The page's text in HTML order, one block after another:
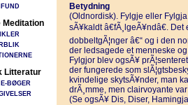
Meditation
Litteratur
BØGER
Betydning
(Oldnordisk). Fylgje eller
sÃ¥kaldt â€fÃ¸lgeÃ¥ndâ€.
dobbeltgÃ¦nger â€“ og i den
der ledsagede et menneske
Fylgjor blev ogsÃ¥
der fungerede som
kvindelige skytsÃ¥nder, man
drÃ¸mme, men clairvoyante
(Se ogsÃ¥ Dis, Diser,